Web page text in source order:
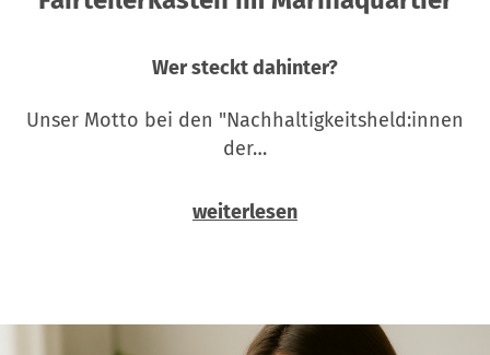
Wer steckt dahinter?
Unser Motto bei den "Nachhaltigkeitsheld:innen
der…
weiterlesen